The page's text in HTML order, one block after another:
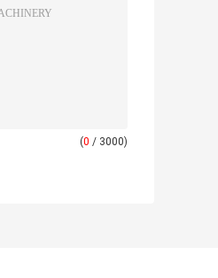
(0 / 3000)